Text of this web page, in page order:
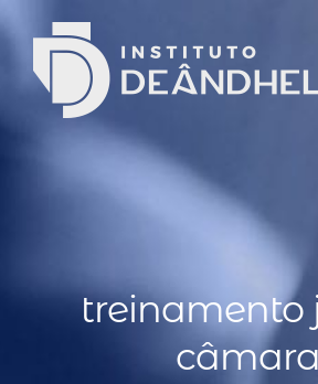
treinamento
câmara